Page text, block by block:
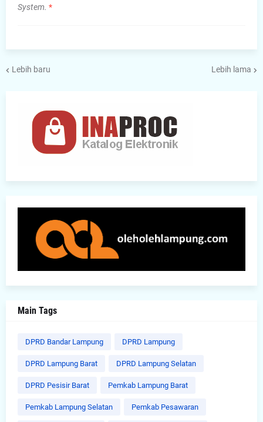
System. *
Lebih baru Lebih lama
Main Tags
DPRD Bandar Lampung DPRD Lampung
DPRD Lampung Barat DPRD Lampung Selatan
DPRD Pesisir Barat Pemkab Lampung Barat
Pemkab Lampung Selatan Pemkab Pesawaran